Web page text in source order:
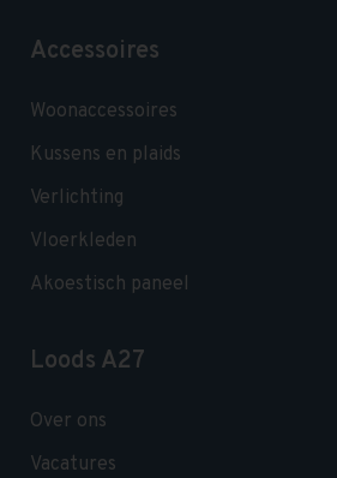
Accessoires
Woonaccessoires
Kussens en plaids
Verlichting
Vloerkleden
Akoestisch paneel
Loods A27
Over ons
Vacatures